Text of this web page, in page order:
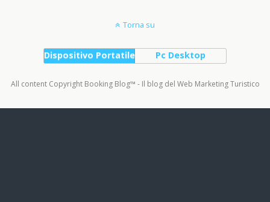
Torna su
Dispositivo Portatile Pc Desktop
All content Copyright Booking Blog™ - Il blog del Web Marketing Turistico